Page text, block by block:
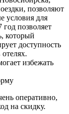
позволяют
условия для
позволяет
который
доступность
избежать
оперативно,
на скидку.